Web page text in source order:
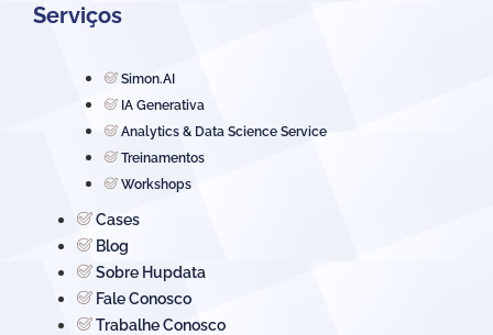
Serviços
Simon.AI
IA Generativa
Analytics & Data Science Service
Treinamentos
Workshops
Cases
Blog
Sobre Hupdata
Fale Conosco
Trabalhe Conosco